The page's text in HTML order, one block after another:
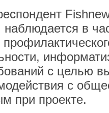
в
с целью
с
при проекте.